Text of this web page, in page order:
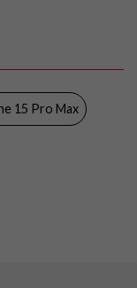
kompatibel
15 Pro Max